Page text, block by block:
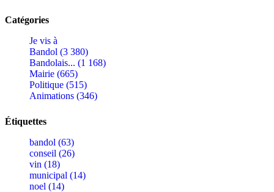
Catégories
Je vis à
Bandol (3 380)
Bandolais... (1 168)
Mairie (665)
Politique (515)
Animations (346)
Étiquettes
bandol (63)
conseil (26)
vin (18)
municipal (14)
noel (14)